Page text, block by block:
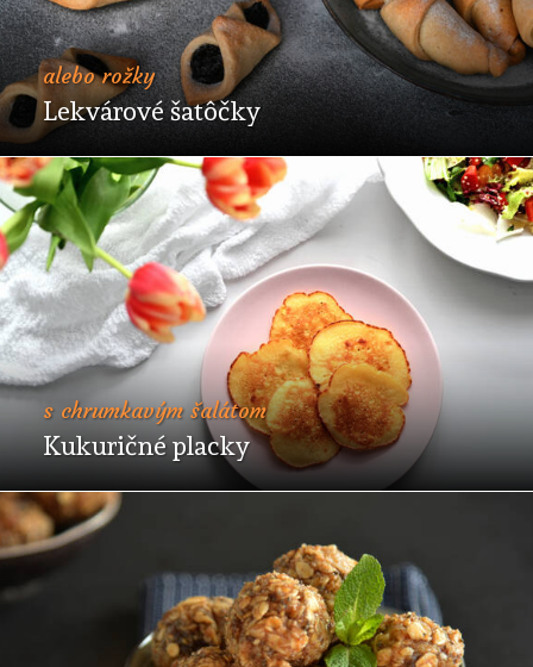
alebo rožky
Lekvárové šatôčky
s chrumkavým šalátom
Kukuričné placky